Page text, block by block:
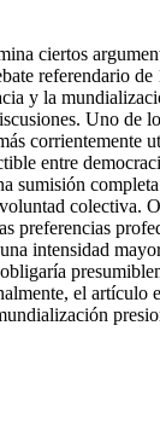
ciertos
referendario
y la
Uno de
corrientemente
entre
sumisión completa
colectiva.
preferencias
intensidad
el artículo